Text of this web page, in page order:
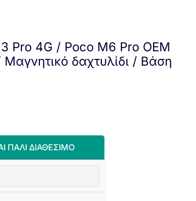
Pro 4G / Poco M6 Pro OEM
δαχτυλίδι / Βάση
ΠΆΛΙ ΔΙΑΘΈΣΙΜΟ